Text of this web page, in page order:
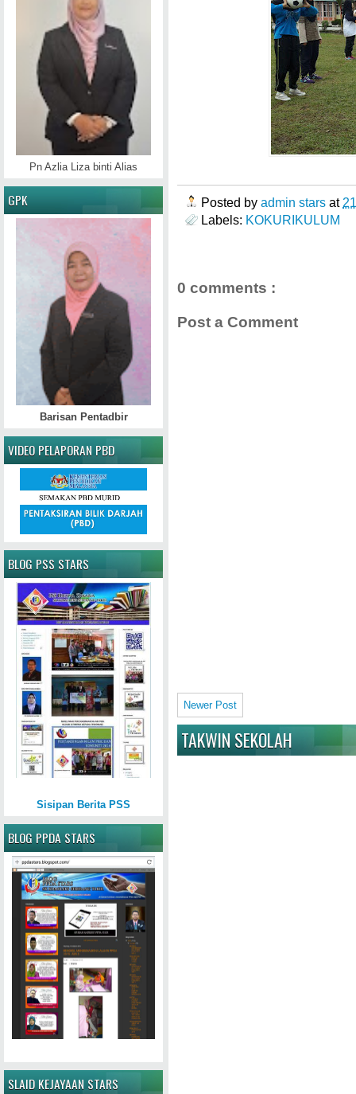
Posted by admin stars at
Labels: KOKURIKULUM
0 comments :
Post a Comment
Newer Post
TAKWIN SEKOLAH
Pn Azlia Liza binti Alias
GPK
Barisan Pentadbir
VIDEO PELAPORAN PBD
BLOG PSS STARS
Sisipan Berita PSS
BLOG PPDA STARS
SLAID KEJAYAAN STARS